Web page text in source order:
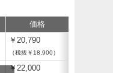
価格
￥20,790
（税抜￥18,900）
￥22,000